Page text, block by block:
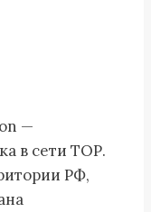
—
в сети ТОР.
РФ,